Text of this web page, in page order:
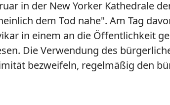
in der New Yorker Kathedrale
dem Tod nahe". Am Tag
in einem an die Öffentlichkeit
Die Verwendung des
bezweifeln, regelmäßig den